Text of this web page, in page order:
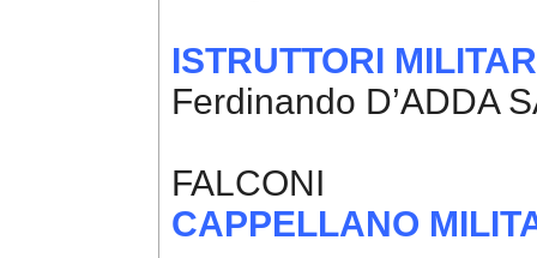
ISTRUTTORI
Ferdinando D’ADDA
FALCONI
CAPPELLANO